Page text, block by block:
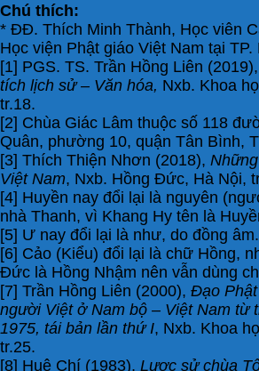
Chú thích:
* ĐĐ. Thích Minh Thành, Học viên
Học viện Phật giáo Việt Nam tại TP.
[1] PGS. TS. Trần Hồng Liên (2019),
tích lịch sử – Văn hóa, Nxb. Khoa
tr.18.
[2] Chùa Giác Lâm thuộc số 118
Quân, phường 10, quận Tân Bình,
[3] Thích Thiện Nhơn (2018),
Việt Nam, Nxb. Hồng Đức, Hà Nội,
[4] Huyền nay đổi lại là nguyên
nhà Thanh, vì Khang Hy tên là
[5] Ư nay đổi lại là như, do đồng âm.
[6] Cảo (Kiểu) đổi lại là chữ Hồng,
Đức là Hồng Nhậm nên vẫn dùng
[7] Trần Hồng Liên (2000), Đạo
người Việt ở Nam bộ – Việt Nam từ
1975, tái bản lần thứ I, Nxb. Khoa
tr.25.
[8] Huệ Chí (1983), Lược sử chùa